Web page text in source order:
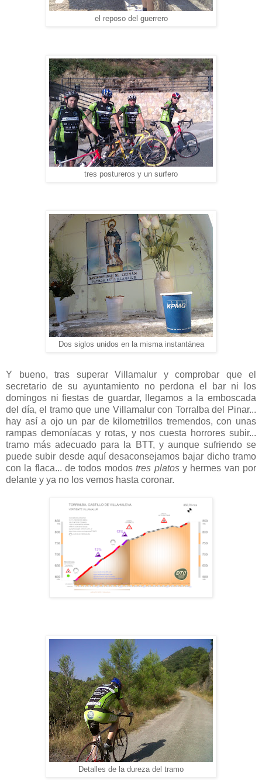
el reposo del guerrero
tres postureros y un surfero
Dos siglos unidos en la misma instantánea
Y bueno, tras superar Villamalur y comprobar que el
secretario de su ayuntamiento no perdona el bar ni los
domingos ni fiestas de guardar, llegamos a la emboscada
del día, el tramo que une Villamalur con Torralba del Pinar...
hay así a ojo un par de kilometrillos tremendos, con unas
rampas demoníacas y rotas, y nos cuesta horrores subir...
tramo más adecuado para la BTT, y aunque sufriendo se
puede subir desde aquí desaconsejamos bajar dicho tramo
con la flaca... de todos modostres platosy hermes van por
delante y ya no los vemos hasta coronar.
Detalles de la dureza del tramo